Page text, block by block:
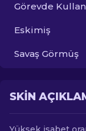
Görevde
Eskimiş
Savaş Görmüş
SKIN